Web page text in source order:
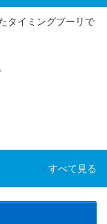
タイミングプーリで
すべて見る